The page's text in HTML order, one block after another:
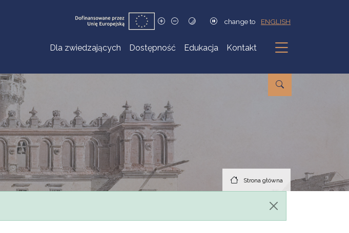
change to ENGLISH
Dla zwiedzających Dostępność Edukacja Kontakt
Podmenu
Strona główna